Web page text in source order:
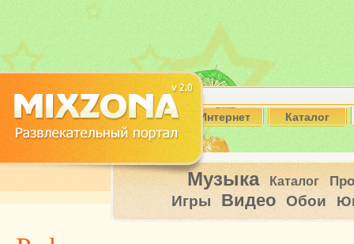
Интернет Каталог
Музыка Каталог
Игры Видео Обои